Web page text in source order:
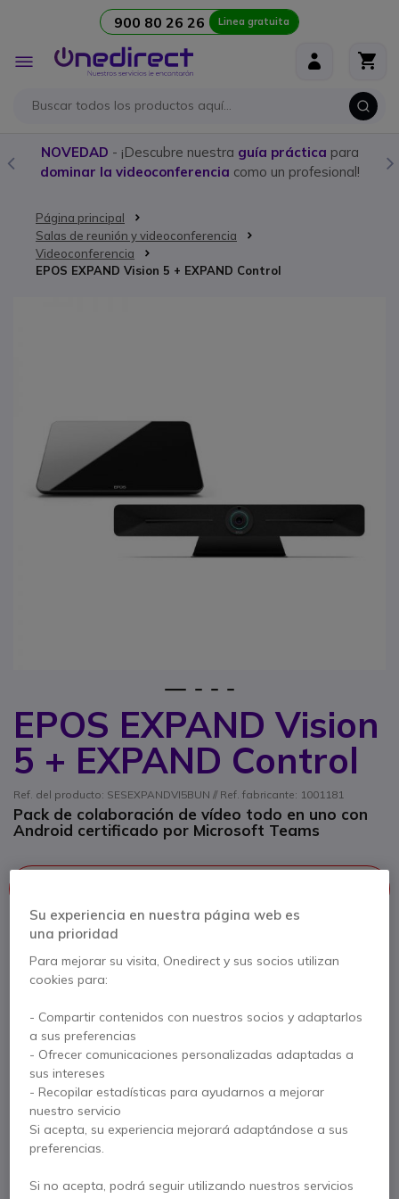
900 80 26 26 Linea gratuita
Toggle
Nav
NOVEDAD - ¡Descubre nuestra guía práctica para
dominar la videoconferencia como un profesional!
Página principal
Salas de reunión y videoconferencia
Videoconferencia
EPOS EXPAND Vision 5 + EXPAND Control
EPOS EXPAND Vision
5 + EXPAND Control
Ref. del producto: SESEXPANDVI5BUN // Ref. fabricante: 1001181
Pack de colaboración de vídeo todo en uno con
Android certificado por Microsoft Teams
Para satisfacer mejor sus necesidades, le ofrecemos una lista
de productos similares
Contacte a nuestros expertos -Linea gratuita
900 80 26 26
F.A.Q Live Chat
Saltar al comienzo de la galería de imágenes
Su experiencia en nuestra página web es
una prioridad
Para mejorar su visita, Onedirect y sus socios utilizan
cookies para:
- Compartir contenidos con nuestros socios y adaptarlos
a sus preferencias
- Ofrecer comunicaciones personalizadas adaptadas a
sus intereses
- Recopilar estadísticas para ayudarnos a mejorar
nuestro servicio
Si acepta, su experiencia mejorará adaptándose a sus
preferencias.
Si no acepta, podrá seguir utilizando nuestros servicios